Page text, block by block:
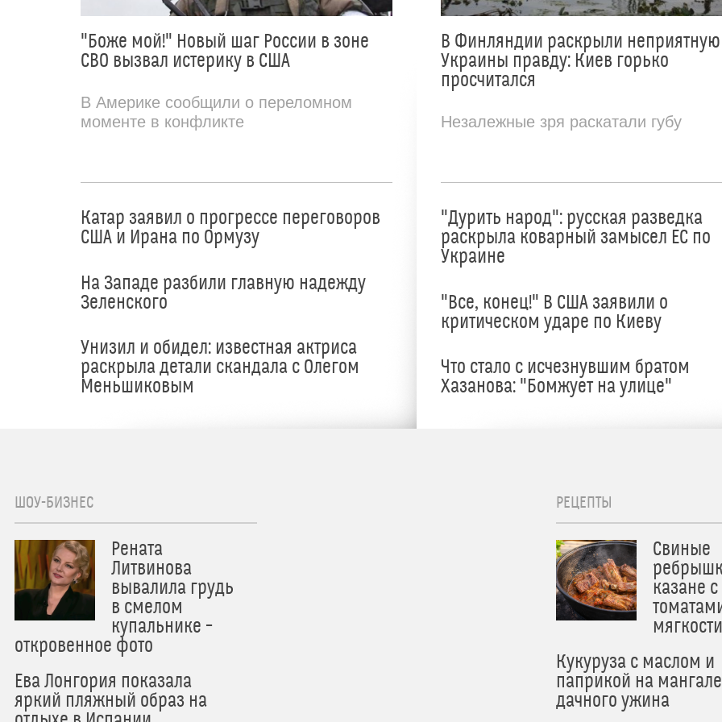
"Боже мой!" Новый шаг России в зоне
СВО вызвал истерику в США
В Америке сообщили о переломном
моменте в конфликте
Катар заявил о прогрессе переговоров
США и Ирана по Ормузу
На Западе разбили главную надежду
Зеленского
Унизил и обидел: известная актриса
раскрыла детали скандала с Олегом
Меньшиковым
В Финляндии раскрыли
Украины правду: Киев горько
просчитался
Незалежные зря раскатали губу
"Дурить народ": русская разведка
раскрыла коварный замысел ЕС по
Украине
"Все, конец!" В США заявили о
критическом ударе по Киеву
Что стало с исчезнувшим братом
Хазанова: "Бомжует на улице"
ШОУ-БИЗНЕС
Рената
Литвинова
вывалила грудь
в смелом
купальнике –
откровенное фото
Ева Лонгория показала
яркий пляжный образ на
РЕЦЕПТЫ
Свиные
казане
мягкости
Кукуруза с маслом и
паприкой на
дачного ужина